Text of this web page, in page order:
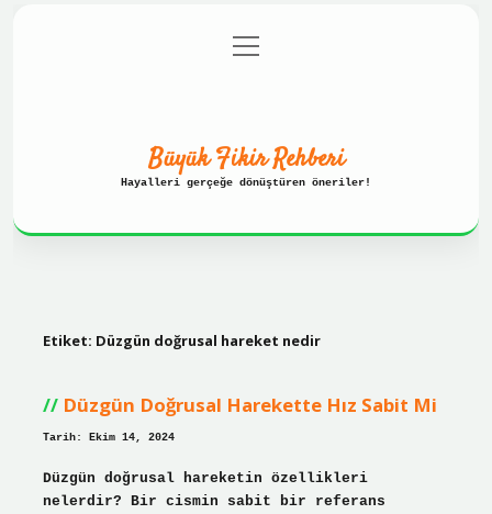
Gizlilik Politikası
menüyü
aç
Büyük Fikir Rehberi
Hayalleri gerçeğe dönüştüren öneriler!
Etiket: Düzgün doğrusal hareket nedir
Düzgün Doğrusal Harekette Hız Sabit Mi
Tarih: Ekim 14, 2024
Düzgün doğrusal hareketin özellikleri
nelerdir? Bir cismin sabit bir referans